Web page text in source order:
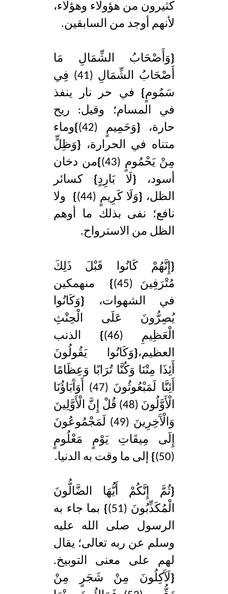
كثيرون من هؤولاء وهؤلاء،
لأنهم أوجد من السابقين.
{وَأَصْحَابُ الشِّمَالِ مَا
أَصْحَابُ الشِّمَالِ (41) فِي
سَمُومٍ} في حر نار ينفذ
في المسام؛ وقيل: ريح
حارة، {وَحَمِيمٍ (42) }وماء
متناه في الحرارة، {وَظِلٍّ
مِنْ يَحْمُومٍ (43)
}من دخان
أسود، {لَا بَارِدٍ} كسائر
الظل، {وَلَا كَرِيمٍ (44) } ولا
نافع؛ نفى بذلك ما أوهم
الظل من الاسترواح.
{ إِنَّهُمْ كَانُوا قَبْلَ ذَلِكَ
مُتْرَفِينَ (45)
} منهمكين
في الشهوات، {وَكَانُوا
يُصِرُّونَ عَلَى الْحِنْثِ
الْعَظِيمِ (46)
} الذنب
العظيم،{وَكَانُوا يَقُولُونَ
أَئِذَا مِتْنَا وَكُنَّا تُرَابًا وَعِظَامًا
أَئِنَّا لَمَبْعُوثُونَ (47) أَوَآَبَاؤُنَا
الْأَوَّلُونَ (48) قُلْ إِنَّ الْأَوَّلِينَ
وَالْآَخِرِينَ (49) لَمَجْمُوعُونَ
إِلَى مِيقَاتِ يَوْمٍ مَعْلُومٍ
(50)
} إلى ما وقت به الدنيا.
{ثُمَّ إِنَّكُمْ أَيُّهَا الضَّالُّونَ
الْمُكَذِّبُونَ (51)
} بما جاء به
الرسول صلى الله عليه
وسلم عن ربه تعالى؛ يقال
لهم على معنى التوبيخ.
{لَآَكِلُونَ مِنْ شَجَرٍ مِنْ